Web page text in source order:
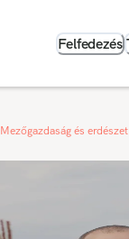
Felfedezés
Mezőgazdaság és erdészet